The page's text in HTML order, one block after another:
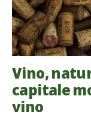
Vino,
capitale
vino